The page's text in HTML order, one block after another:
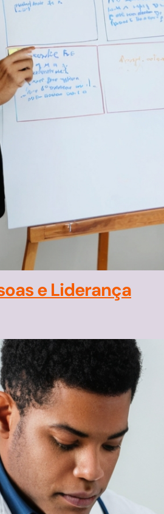
e Liderança